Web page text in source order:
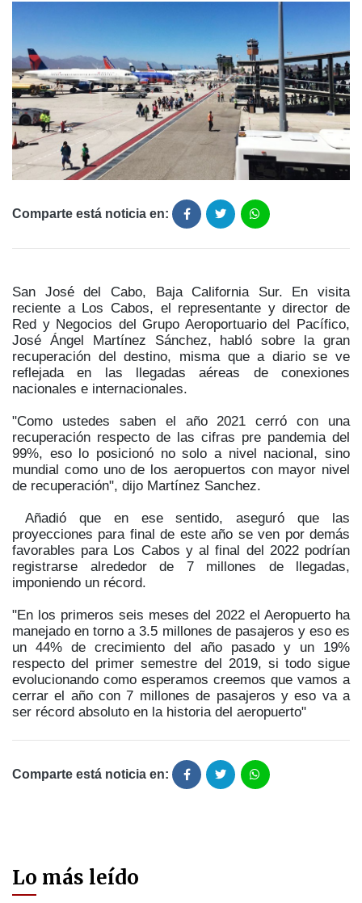
Comparte está noticia en:
San José del Cabo, Baja California Sur. En visita
reciente a Los Cabos, el representante y director de
Red y Negocios del Grupo Aeroportuario del Pacífico,
José Ángel Martínez Sánchez, habló sobre la gran
recuperación del destino, misma que a diario se ve
reflejada en las llegadas aéreas de conexiones
nacionales e internacionales.
"Como ustedes saben el año 2021 cerró con una
recuperación respecto de las cifras pre pandemia del
99%, eso lo posicionó no solo a nivel nacional, sino
mundial como uno de los aeropuertos con mayor nivel
de recuperación", dijo Martínez Sanchez.
Añadió que en ese sentido, aseguró que las
proyecciones para final de este año se ven por demás
favorables para Los Cabos y al final del 2022 podrían
registrarse alrededor de 7 millones de llegadas,
imponiendo un récord.
"En los primeros seis meses del 2022 el Aeropuerto ha
manejado en torno a 3.5 millones de pasajeros y eso es
un 44% de crecimiento del año pasado y un 19%
respecto del primer semestre del 2019, si todo sigue
evolucionando como esperamos creemos que vamos a
cerrar el año con 7 millones de pasajeros y eso va a
ser récord absoluto en la historia del aeropuerto"
Comparte está noticia en:
Lo más leído